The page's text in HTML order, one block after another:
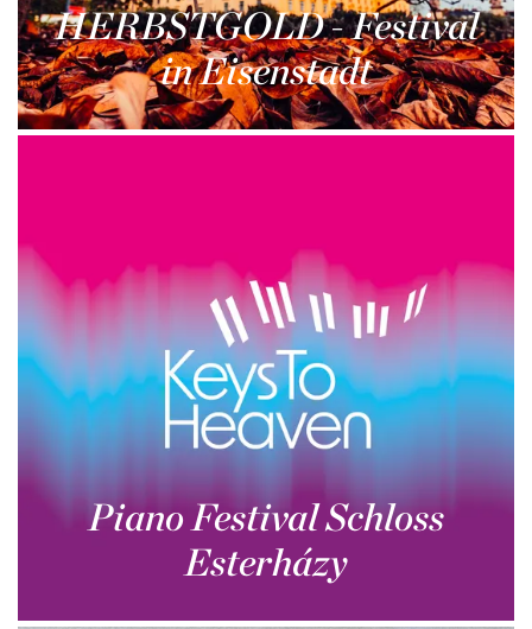
HERBSTGOLD - Festival
in Eisenstadt
Piano Festival Schloss
Esterházy